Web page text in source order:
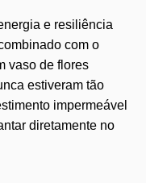
e resiliência
com o
vaso de flores
estiveram tão
impermeável
diretamente no